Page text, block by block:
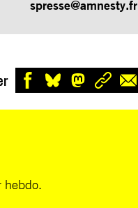
spresse@amnesty.fr
hebdo.